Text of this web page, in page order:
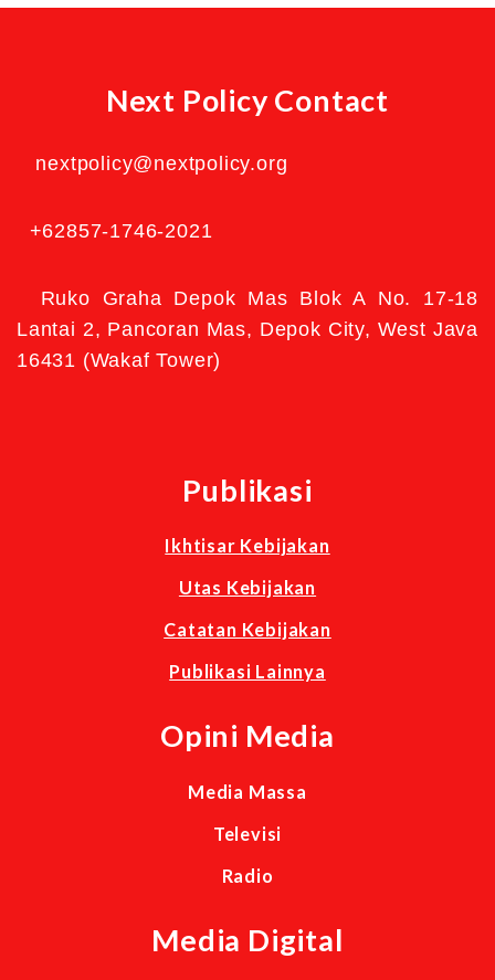
Next Policy Contact
nextpolicy@nextpolicy.org
+62857-1746-2021
Ruko Graha Depok Mas Blok A No. 17-18
Lantai 2, Pancoran Mas, Depok City, West Java
16431 (Wakaf Tower)
Publikasi
Ikhtisar Kebijakan
Utas Kebijakan
Catatan Kebijakan
Publikasi Lainnya
Opini Media
Media Massa
Televisi
Radio
Media Digital